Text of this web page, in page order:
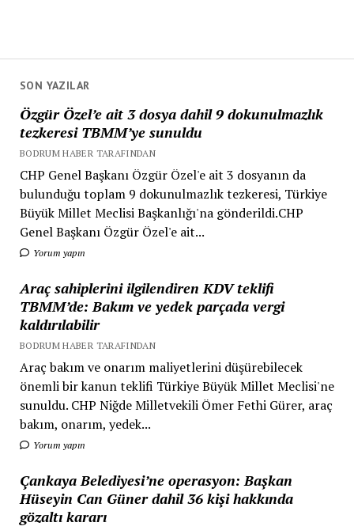
SON YAZILAR
Özgür Özel’e ait 3 dosya dahil 9 dokunulmazlık
tezkeresi TBMM’ye sunuldu
BODRUM HABER TARAFINDAN
CHP Genel Başkanı Özgür Özel'e ait 3 dosyanın da
bulunduğu toplam 9 dokunulmazlık tezkeresi, Türkiye
Büyük Millet Meclisi Başkanlığı'na gönderildi.CHP
Genel Başkanı Özgür Özel'e ait...
Yorum yapın
Araç sahiplerini ilgilendiren KDV teklifi
TBMM’de: Bakım ve yedek parçada vergi
kaldırılabilir
BODRUM HABER TARAFINDAN
Araç bakım ve onarım maliyetlerini düşürebilecek
önemli bir kanun teklifi Türkiye Büyük Millet Meclisi'ne
sunuldu. CHP Niğde Milletvekili Ömer Fethi Gürer, araç
bakım, onarım, yedek...
Yorum yapın
Çankaya Belediyesi’ne operasyon: Başkan
Hüseyin Can Güner dahil 36 kişi hakkında
gözaltı kararı